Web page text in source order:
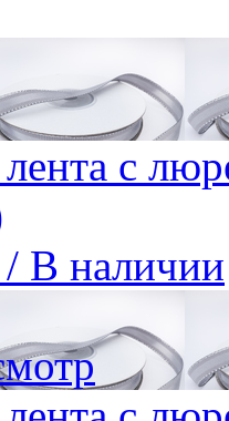
лента с
В наличии